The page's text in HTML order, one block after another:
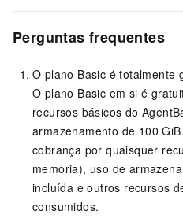
Perguntas frequentes
O plano Basic é totalmente
O plano Basic em si é
recursos básicos do
armazenamento de 100
cobrança por quaisquer
memória), uso de
incluída e outros recursos
consumidos.